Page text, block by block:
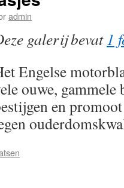
admin
galerij bevat1
Engelse
ouwe, gammele
en